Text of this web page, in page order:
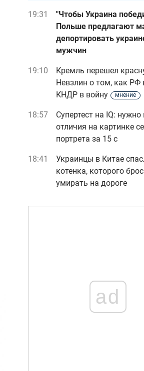
19:31
"Чтобы Украина
Польше предлагают
депортировать
мужчин
19:10
Кремль перешел
Невзлин о том, как РФ
КНДР в войну
мнение
18:57
Супертест на IQ: нужно
отличия на картинке
портрета за 15 с
18:41
Украинцы в Китае
котенка, которого
умирать на дороге
ad